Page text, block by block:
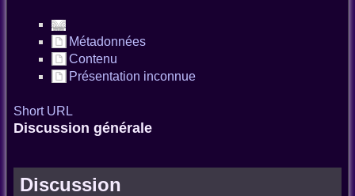
Métadonnées
Contenu
Présentation inconnue
Short URL
Discussion générale
Discussion